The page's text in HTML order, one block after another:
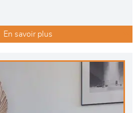
En savoir plus